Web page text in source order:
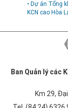
• Dự án Tổng
KCN cao Hòa
Ban Quản lý các
Km 29,